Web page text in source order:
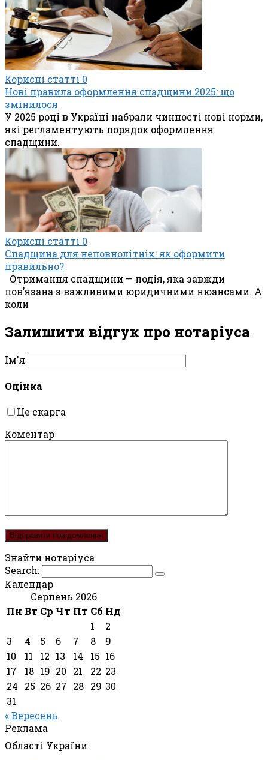
Корисні статті 0
Нові правила оформлення спадщини 2025: що
змінилося
У 2025 році в Україні набрали чинності нові норми,
які регламентують порядок оформлення
спадщини.
Корисні статті 0
Спадщина для неповнолітніх: як оформити
правильно?
Отримання спадщини — подія, яка завжди
пов’язана з важливими юридичними нюансами. А
коли
Залишити відгук про нотаріуса
Ім'я
Оцінка
Це скарга
Коментар
Знайти нотаріуса
Search:
Календар
Серпень 2026
Пн Вт Ср Чт Пт Сб Нд
1
2
3
4 5 6 7 8
9
10
11 12 13 14 15 16
17
18 19 20 21 22 23
24
25 26 27 28 29 30
31
« Вересень
Реклама
Області України